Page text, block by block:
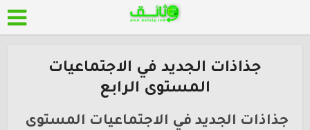
جذاذات الجديد في الاجتماعيات
المستوى الرابع
جذاذات الجديد في الاجتماعيات المستوى